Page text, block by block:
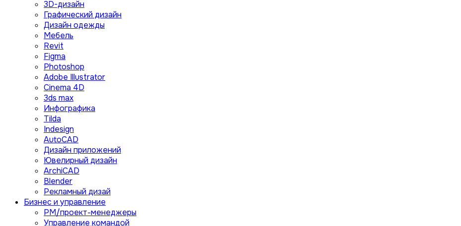
3D-дизайн
Графический дизайн
Дизайн одежды
Мебель
Revit
Figma
Photoshop
Adobe Illustrator
Сinema 4D
3ds max
Инфографика
Tilda
Indesign
AutoCAD
Дизайн приложений
Ювелирный дизайн
ArchiCAD
Blender
Рекламный дизай
Бизнес и управление
PM/проект-менеджеры
Управление командой